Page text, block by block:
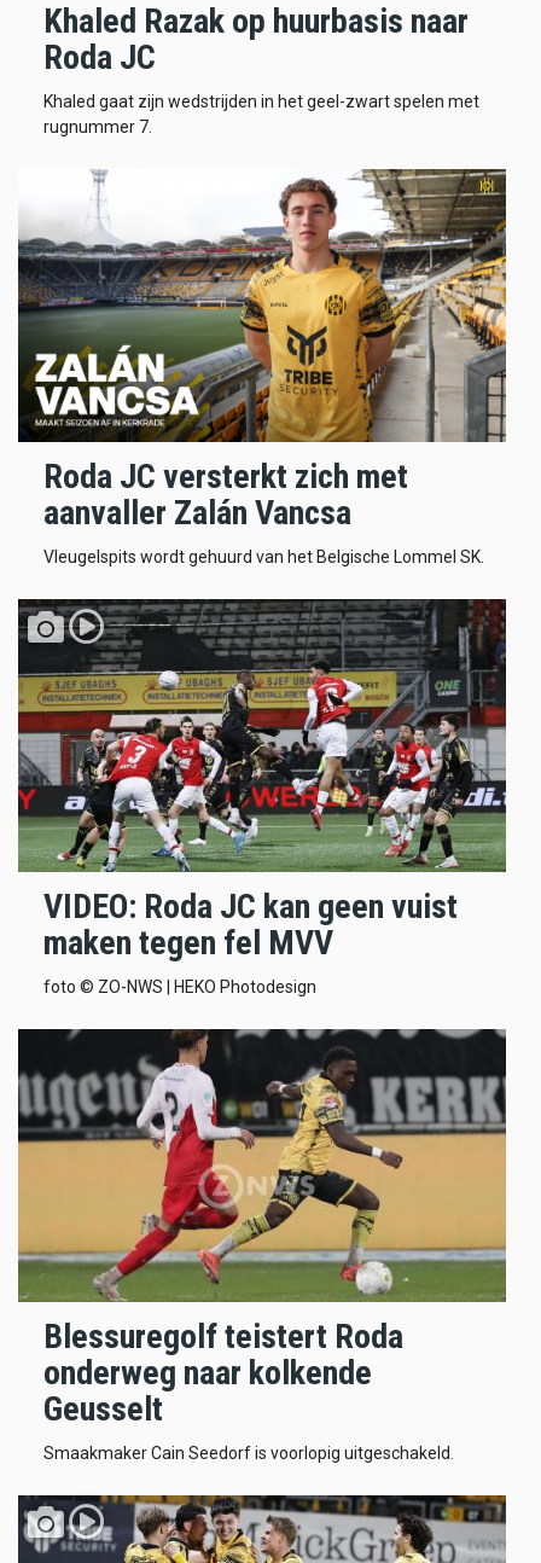
Khaled Razak op huurbasis naar
Roda JC
Khaled gaat zijn wedstrijden in het geel-zwart spelen met
rugnummer 7.
Roda JC versterkt zich met
aanvaller Zalán Vancsa
Vleugelspits wordt gehuurd van het Belgische Lommel SK.
VIDEO: Roda JC kan geen vuist
maken tegen fel MVV
foto © ZO-NWS | HEKO Photodesign
Blessuregolf teistert Roda
onderweg naar kolkende
Geusselt
Smaakmaker Cain Seedorf is voorlopig uitgeschakeld.